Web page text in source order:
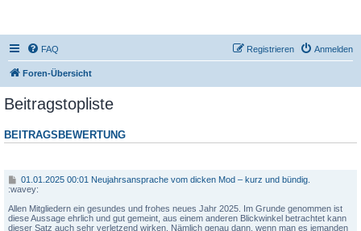
FAQ Anmelden
Registrieren
Foren-Übersicht
Beitragstopliste
BEITRAGSBEWERTUNG
0
1
0
1
.
01.01.2025 00:01 Neujahrsansprache vom dicken Mod – kurz und bündig.
:wavey:
Allen Mitgliedern ein gesundes und frohes neues Jahr 2025. Im Grunde genommen ist
diese Aussage ehrlich und gut gemeint, aus einem anderen Blickwinkel betrachtet kann
dieser Satz auch sehr verletzend wirken. Nämlich genau dann, wenn man es jemanden